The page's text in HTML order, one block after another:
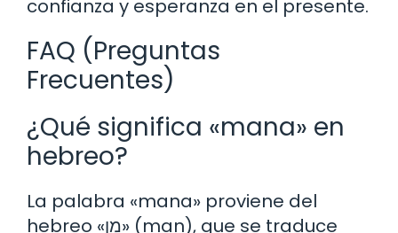
confianza y esperanza en el presente.
FAQ (Preguntas
Frecuentes)
¿Qué significa «mana» en
hebreo?
La palabra «mana» proviene del
hebreo «מָן» (man), que se traduce